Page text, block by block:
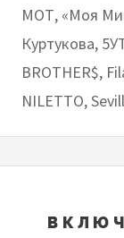
МОТ, «Моя
Куртукова,
BROTHER$,
NILETTO,